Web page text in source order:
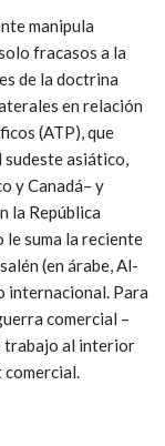
manipula
fracasos a la
de la doctrina
en relación
(ATP), que
sudeste asiático,
y Canadá– y
la República
le suma la reciente
(en árabe, Al-
internacional. Para
comercial –
trabajo al interior
comercial.